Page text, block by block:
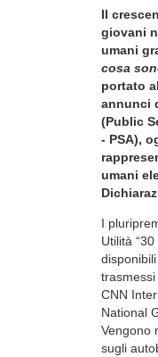
Il
giovani
umani
cosa
portato
annunci
(Public
- PSA),
umani
I
Utilità
CNN
National
Vengono
sugli